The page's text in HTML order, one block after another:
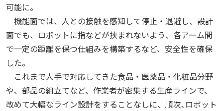
可能に。
機能面では、人との接触を感知して停止・退避し、設計
面でも、ロボットに指などが挟まれないよう、各アーム間
で一定の距離を保つ仕組みを構築するなど、安全性を確保
した。
これまで人手で対応してきた食品・医薬品・化粧品分野
や、部品の組立てなど、作業者が密集する生産ラインで、
改めて大幅なライン設計をすることなしに、順次､ロボット